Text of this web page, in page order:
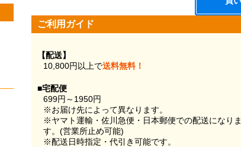
ご利用ガイド
【配送】
10,800円以上で送料無料！
■宅配便
699円～1950円
※お届け先によって異なります。
※ヤマト運輸・佐川急便・日本郵便での配送になりま
す。(営業所止め可能)
※配送日時指定・代引き可能です。